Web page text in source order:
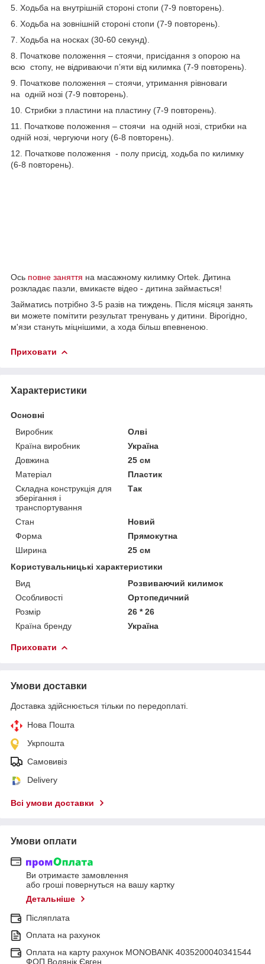
5. Ходьба на внутрішній стороні стопи (7-9 повторень).
6. Ходьба на зовнішній стороні стопи (7-9 повторень).
7. Ходьба на носках (30-60 секунд).
8. Початкове положення – стоячи, присідання з опорою на
всю стопу, не відриваючи п’яти від килимка (7-9 повторень).
9. Початкове положення – стоячи, утримання рівноваги
на одній нозі (7-9 повторень).
10. Стрибки з пластини на пластину (7-9 повторень).
11. Початкове положення – стоячи на одній нозі, стрибки на
одній нозі, чергуючи ногу (6-8 повторень).
12. Початкове положення - полу присід, ходьба по килимку
(6-8 повторень).
Ось повне заняття на масажному килимку Ortek. Дитина
розкладає пазли, вмикаєте відео - дитина займається!
Займатись потрібно 3-5 разів на тиждень. Після місяця занять
ви можете помітити результат тренувань у дитини. Вірогідно,
м'язи стануть міцнішими, а хода більш впевненою.
Приховати
Характеристики
Основні
Виробник
Олві
Країна виробник
Україна
Довжина
25 см
Матеріал
Пластик
Складна конструкція для
зберігання і
транспортування
Так
Стан
Новий
Форма
Прямокутна
Ширина
25 см
Користувальницькі характеристики
Вид
Розвиваючий килимок
Особливості
Ортопедичний
Розмір
26 * 26
Країна бренду
Україна
Приховати
Умови доставки
Доставка здійснюється тільки по передоплаті.
Нова Пошта
Укрпошта
Самовивіз
Delivery
Всі умови доставки
Умови оплати
Ви отримаєте замовлення
або гроші повернуться на вашу картку
Детальніше
Післяплата
Оплата на рахунок
Оплата на карту рахунок MONOBANK 4035200040341544
ФОП Водянік Євген